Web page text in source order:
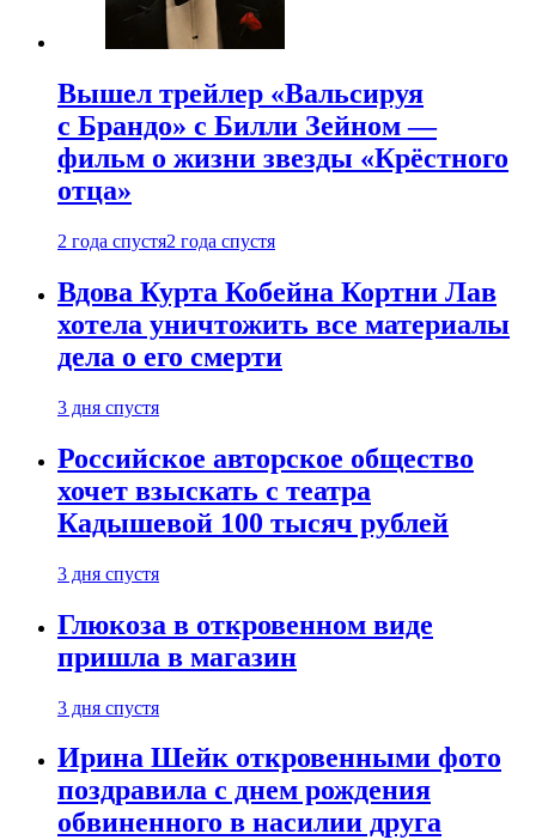
Вышел трейлер «Вальсируя
с Брандо» с Билли Зейном —
фильм о жизни звезды «Крёстного
отца»
2 года спустя2 года спустя
Вдова Курта Кобейна Кортни Лав
хотела уничтожить все материалы
дела о его смерти
3 дня спустя
Российское авторское общество
хочет взыскать с театра
Кадышевой 100 тысяч рублей
3 дня спустя
Глюкоза в откровенном виде
пришла в магазин
3 дня спустя
Ирина Шейк откровенными фото
поздравила с днем рождения
обвиненного в насилии друга